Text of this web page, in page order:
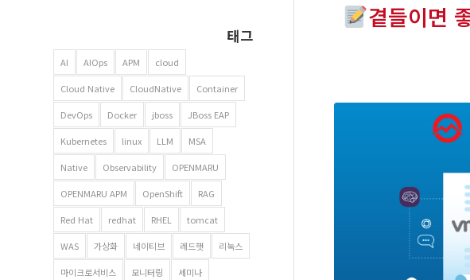
곁들이면
태그
AI AIOps APM cloud
Cloud Native CloudNative Container
DevOps Docker jboss JBoss EAP
Kubernetes linux LLM MSA
Native Observability OPENMARU
OPENMARU APM OpenShift RAG
Red Hat redhat RHEL tomcat
WAS 가상화 네이티브 레드햇 리눅스
마이크로서비스 모니터링 세미나